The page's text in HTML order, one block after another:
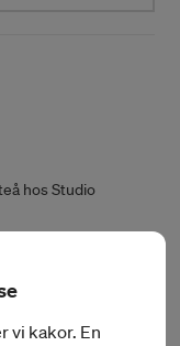
hos Studio
vi kakor. En